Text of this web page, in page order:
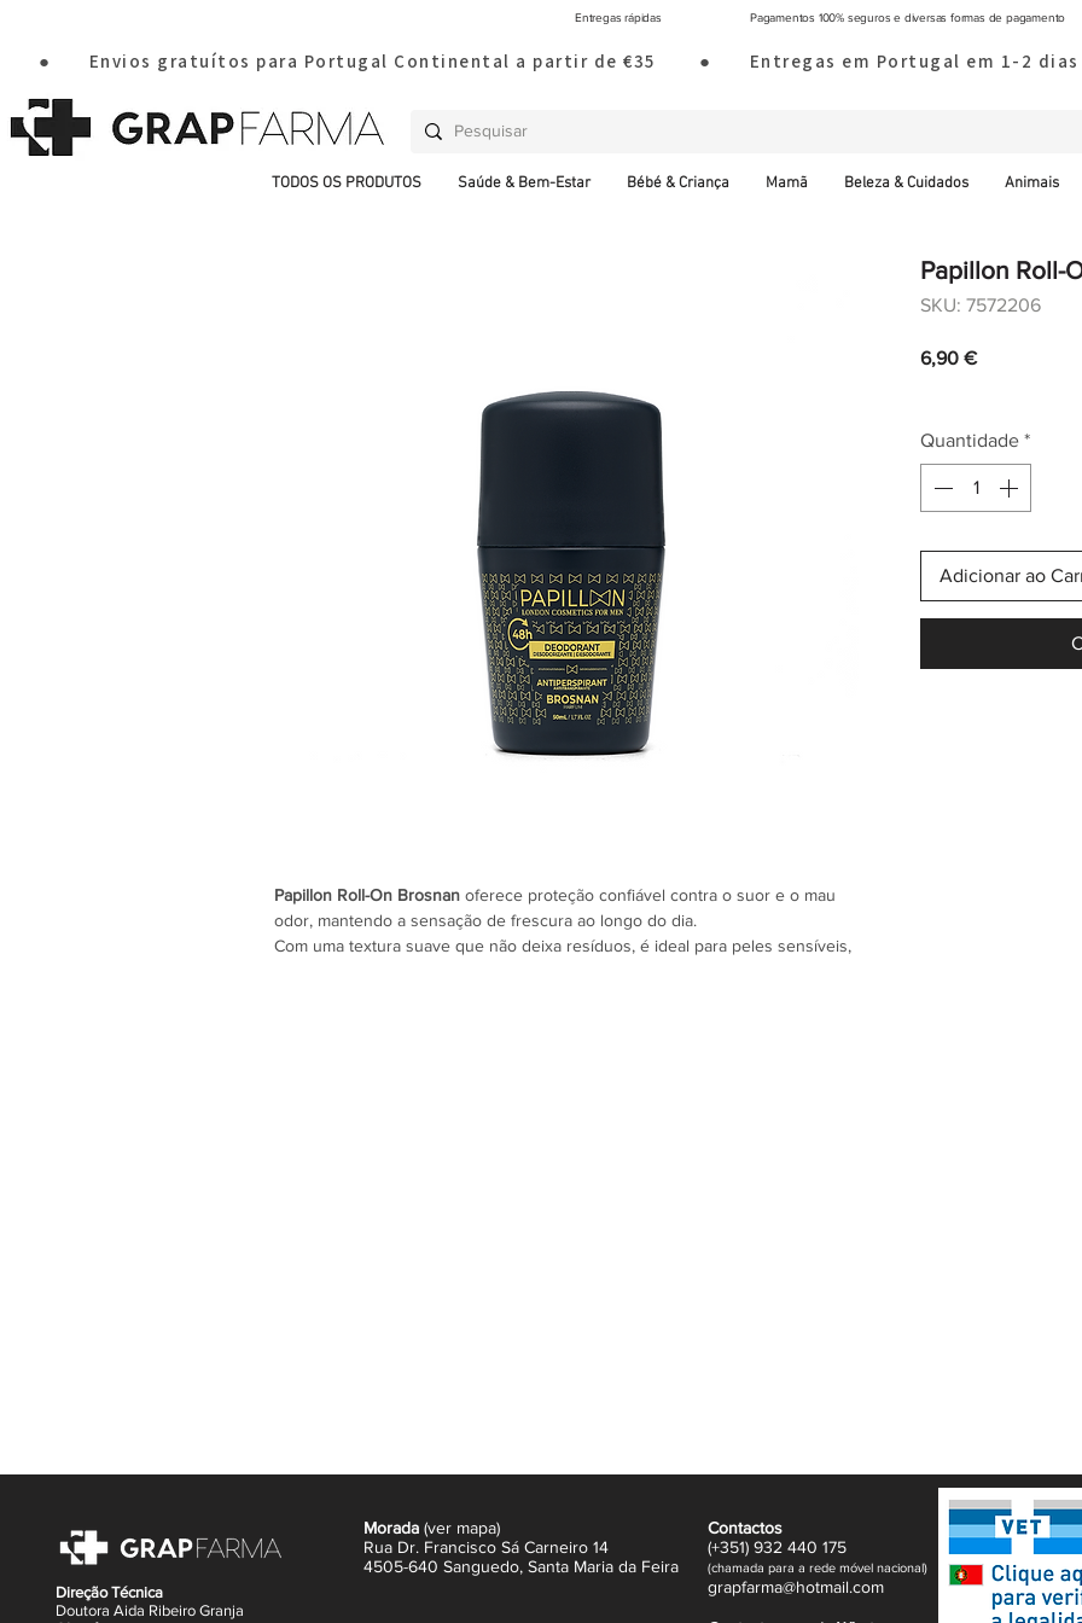
Entregas rápidas Pagamentos 100% seguros e diversas formas de pagamento
●       Envios gratuítos para Portugal Continental a partir de €35        ●       Entregas em Portugal em 1-
TODOS OS PRODUTOS Saúde & Bem-Estar Bébé & Criança Mamã Beleza & Cuidados Animais
Papillon Roll-On Brosnan oferece proteção confiável contra o suor e o mau
odor, mantendo a sensação de frescura ao longo do dia.
Com uma textura suave que não deixa resíduos, é ideal para peles sensíveis,
Papillon Roll-
SKU: 7572206
6,90 €Preço
Quantidade *
Adicionar ao
Direção Técnica
Doutora Aida Ribeiro Granja
Contactos
(+351) 932 440 175
(chamada para a rede móvel nacional)
grapfarma@hotmail.com
Morada (ver mapa)
Rua Dr. Francisco Sá Carneiro 14
4505-640 Sanguedo, Santa Maria da Feira